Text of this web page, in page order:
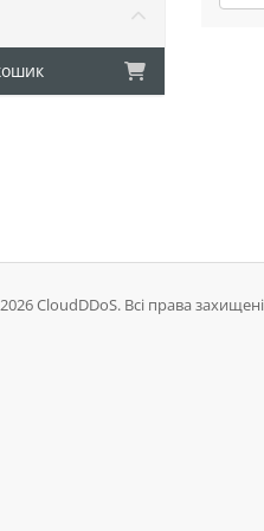
CloudDDoS. Всі права